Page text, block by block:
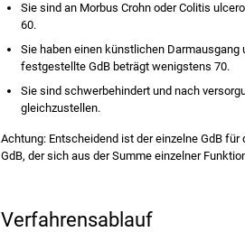
Sie sind an Morbus Crohn oder Colitis
60.
Sie haben einen künstlichen
festgestellte GdB beträgt wenigstens 70.
Sie sind schwerbehindert und nach
gleichzustellen.
Achtung: Entscheidend ist der einzelne GdB
GdB, der sich aus der Summe einzelner
Verfahrensablauf